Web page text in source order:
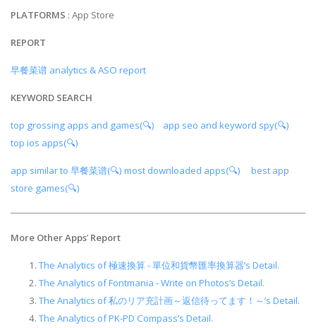
PLATFORMS : App Store
REPORT
早餐菜谱 analytics & ASO report
KEYWORD SEARCH
top grossing apps and games(🔍)
app seo and keyword spy(🔍)
top ios apps(🔍)
app similar to 早餐菜谱(🔍) most downloaded apps(🔍)
best app
store games(🔍)
More Other Apps’ Report
The Analytics of 極速換算 - 單位和貨幣匯率換算器’s Detail.
The Analytics of Fontmania - Write on Photos’s Detail.
The Analytics of 私のリア充計画～返信待ってます！～’s Detail.
The Analytics of PK-PD Compass’s Detail.